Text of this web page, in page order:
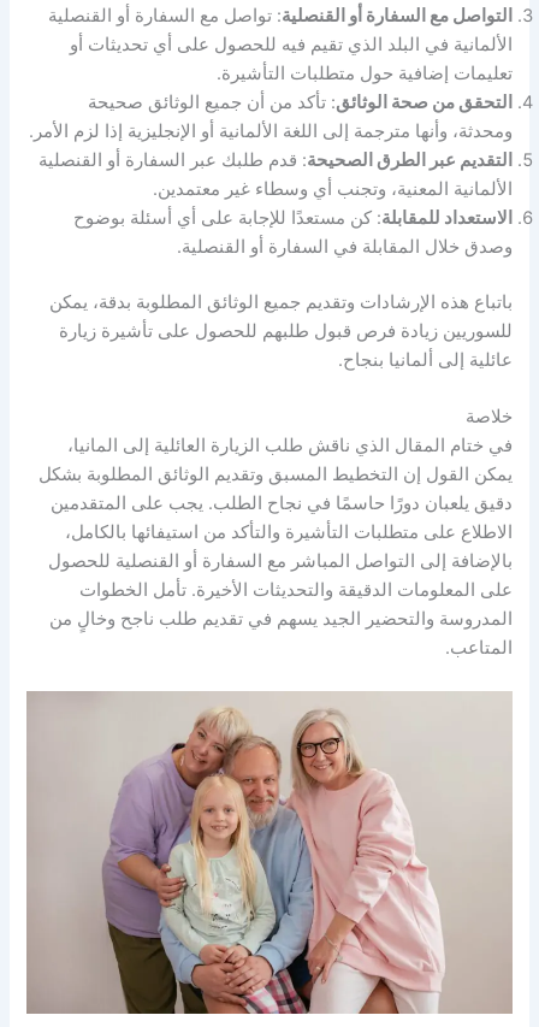
التواصل مع السفارة أو القنصلية: تواصل مع السفارة أو القنصلية
الألمانية في البلد الذي تقيم فيه للحصول على أي تحديثات أو
تعليمات إضافية حول متطلبات التأشيرة.
التحقق من صحة الوثائق: تأكد من أن جميع الوثائق صحيحة
ومحدثة، وأنها مترجمة إلى اللغة الألمانية أو الإنجليزية إذا لزم الأمر.
التقديم عبر الطرق الصحيحة: قدم طلبك عبر السفارة أو القنصلية
الألمانية المعنية، وتجنب أي وسطاء غير معتمدين.
الاستعداد للمقابلة: كن مستعدًا للإجابة على أي أسئلة بوضوح
وصدق خلال المقابلة في السفارة أو القنصلية.
باتباع هذه الإرشادات وتقديم جميع الوثائق المطلوبة بدقة، يمكن
للسوريين زيادة فرص قبول طلبهم للحصول على تأشيرة زيارة
عائلية إلى ألمانيا بنجاح.
خلاصة
في ختام المقال الذي ناقش طلب الزيارة العائلية إلى المانيا،
يمكن القول إن التخطيط المسبق وتقديم الوثائق المطلوبة بشكل
دقيق يلعبان دورًا حاسمًا في نجاح الطلب. يجب على المتقدمين
الاطلاع على متطلبات التأشيرة والتأكد من استيفائها بالكامل،
بالإضافة إلى التواصل المباشر مع السفارة أو القنصلية للحصول
على المعلومات الدقيقة والتحديثات الأخيرة. تأمل الخطوات
المدروسة والتحضير الجيد يسهم في تقديم طلب ناجح وخالٍ من
المتاعب.